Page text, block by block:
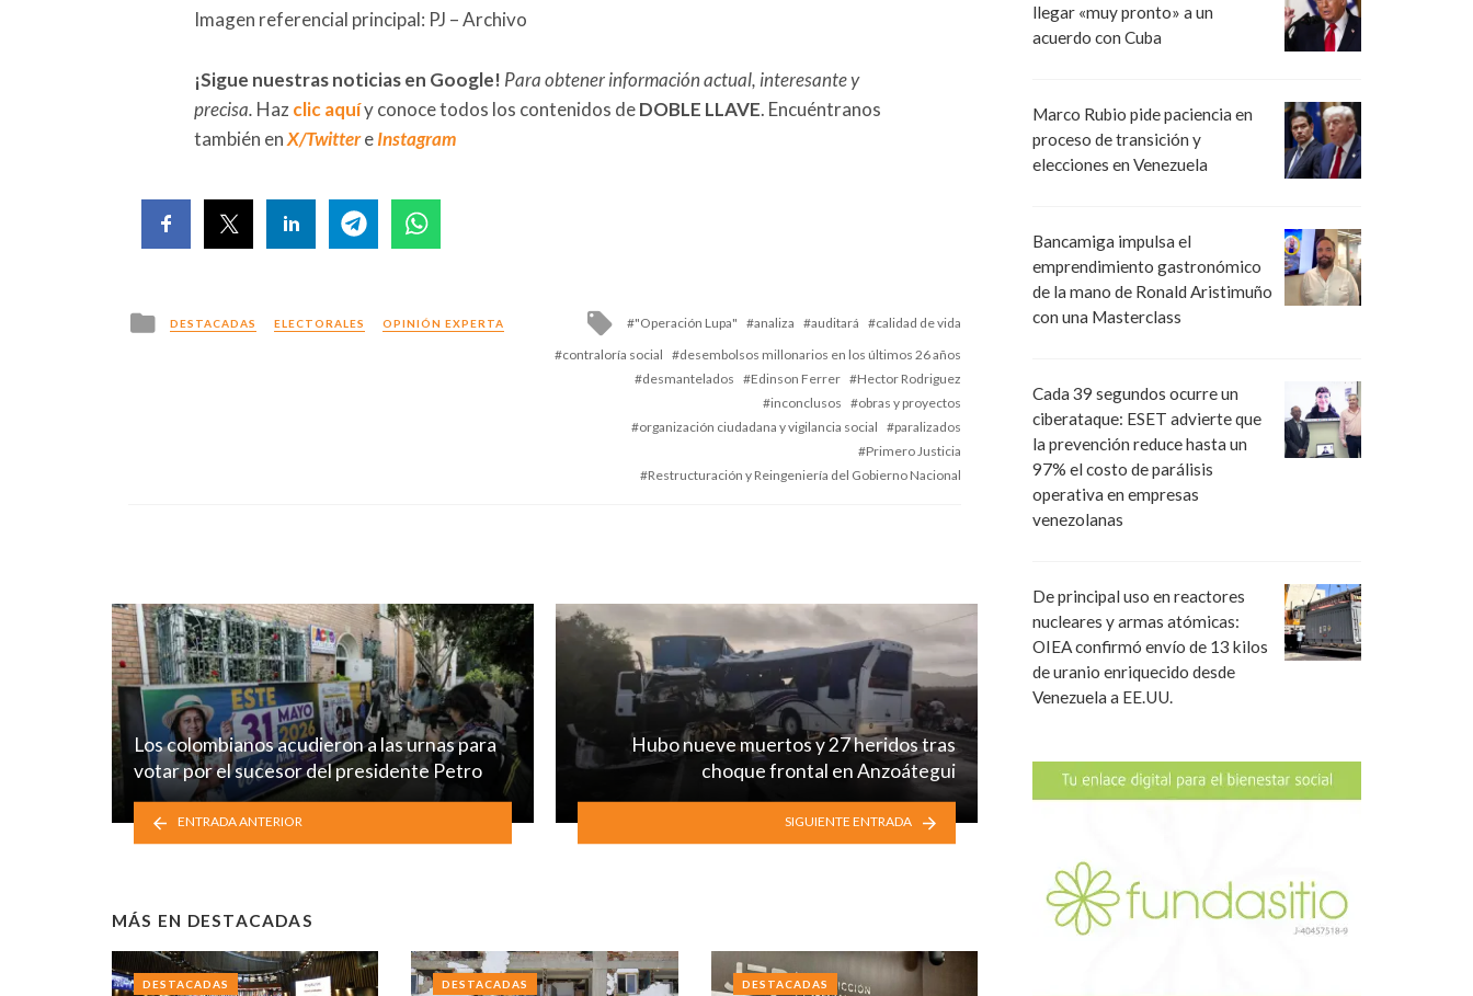
Imagen referencial principal: PJ – Archivo
¡Sigue nuestras noticias en Google! Para obtener información actual, interesante y
precisa. Hazclic aquíy conoce todos los contenidos deDOBLE LLAVE. Encuéntranos
también enX/TwittereInstagram
Posted
in
DESTACADAS ELECTORALES OPINIÓN EXPERTA
Tagged
with
"Operación Lupa" analiza auditará
calidad de vida
contraloría social
desembolsos millonarios en los últimos 26 años
desmantelados
Edinson Ferrer
Hector Rodriguez
inconclusos
obras y proyectos
organización ciudadana y vigilancia social
paralizados
Primero Justicia
Restructuración y Reingeniería del Gobierno Nacional
Los colombianos acudieron a las urnas para
votar por el sucesor del presidente Petro
ENTRADA ANTERIOR
Hubo nueve muertos y 27 heridos tras
choque frontal en Anzoátegui
SIGUIENTE ENTRADA
MÁS EN DESTACADAS
DESTACADAS DESTACADAS DESTACADAS
llegar «muy pronto» a un
acuerdo con Cuba
Marco Rubio pide paciencia en
proceso de transición y
elecciones en Venezuela
Bancamiga impulsa el
emprendimiento gastronómico
de la mano de Ronald Aristimuño
con una Masterclass
Cada 39 segundos ocurre un
ciberataque: ESET advierte que
la prevención reduce hasta un
97% el costo de parálisis
operativa en empresas
venezolanas
De principal uso en reactores
nucleares y armas atómicas:
OIEA confirmó envío de 13 kilos
de uranio enriquecido desde
Venezuela a EE.UU.